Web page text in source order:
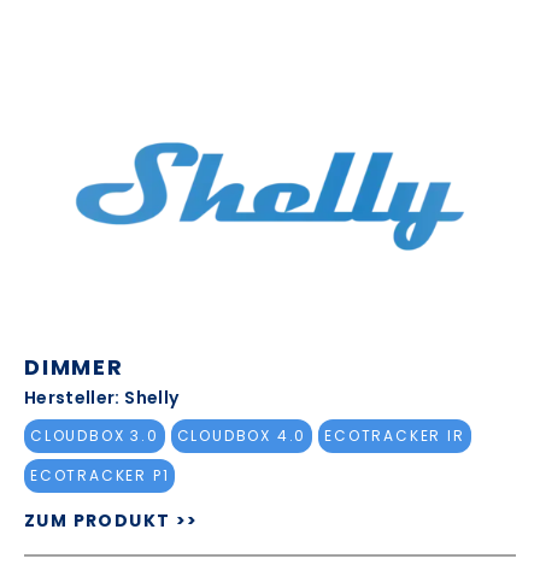
DIMMER
Hersteller: Shelly
CLOUDBOX 3.0 CLOUDBOX 4.0
ECOTRACKER IR
ECOTRACKER P1
ZUM PRODUKT >>